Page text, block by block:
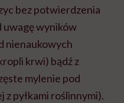
bez potwierdzenia
uwagę wyników
nienaukowych
krwi) bądź z
mylenie pod
z pyłkami roślinnymi).